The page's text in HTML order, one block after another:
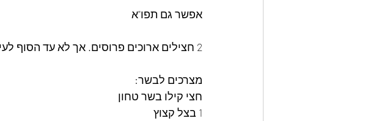
אפשר גם תפו"א
2 חצילים ארוכים פרוסים. אך לא עד הסוף לעיגולים בעובי 1ס"מ
מצרכים לבשר:
חצי קילו בשר טחון
1 בצל קצוץ